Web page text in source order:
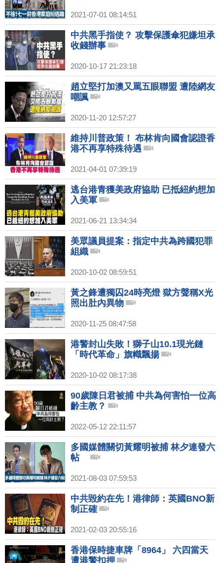
2021-07-01 08:14:51
中共黑手指使？ 攻擊保護傘犯嫌坦承
收錢辦事
2020-10-17 21:23:18
趙立堅打加澳又罵五眼聯盟 遭陸網友
嘲諷
2020-11-20 12:57:27
維持川普政策！ 布林肯向國會認證香
港不再享特殊待遇
2021-04-01 07:39:19
逃台港青獲美政府協助 已抵紐約想加
入美軍
2021-06-21 13:34:34
美眾議員提案：指定中共為跨國犯罪
組織
2020-10-02 08:59:51
黃之鋒遭獨囚24時亮燈 獄方聲稱X光
照出肚內異物
2020-11-25 08:47:58
港警封山失敗！獅子山10.1現光鏈
「時代革命」旗幟飄揚
2020-10-02 08:17:38
90歲陳日君被捕 中共為何害怕一位高
齡主教？
2022-05-12 22:11:57
多國媒體關切黃耀明被捕 林夕連發六
帖
2021-08-03 07:59:53
中共毀約在先！港律師：英國BNO新
制正確
2021-02-03 20:55:16
香港保時捷車牌「8964」 六四當天
遭港警扣押